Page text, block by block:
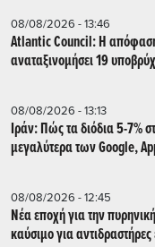
08/08/2026 - 13:46
Atlantic Council: Η
αναταξινομήσει 19
08/08/2026 - 13:13
Ιράν: Πώς τα διόδια 5-7%
μεγαλύτερα των Google,
08/08/2026 - 12:45
Νέα εποχή για την
καύσιμο για